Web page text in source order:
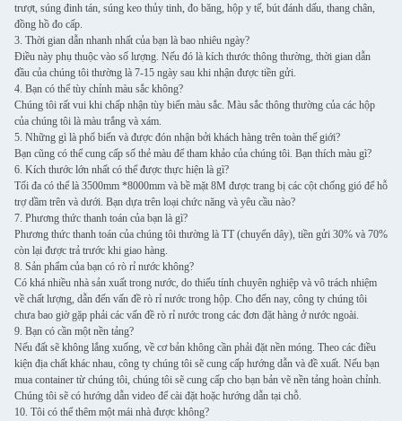
trượt, súng đinh tán, súng keo thủy tinh, đo băng, hộp y tế, bút đánh dấu, thang chân,
đồng hồ đo cấp.
3. Thời gian dẫn nhanh nhất của bạn là bao nhiêu ngày?
Điều này phụ thuộc vào số lượng. Nếu đó là kích thước thông thường, thời gian dẫn
đầu của chúng tôi thường là 7-15 ngày sau khi nhận được tiền gửi.
4. Bạn có thể tùy chỉnh màu sắc không?
Chúng tôi rất vui khi chấp nhận tùy biến màu sắc. Màu sắc thông thường của các hộp
của chúng tôi là màu trắng và xám.
5. Những gì là phổ biến và được đón nhận bởi khách hàng trên toàn thế giới?
Bạn cũng có thể cung cấp số thẻ màu để tham khảo của chúng tôi. Bạn thích màu gì?
6. Kích thước lớn nhất có thể được thực hiện là gì?
Tối đa có thể là 3500mm *8000mm và bề mặt 8M được trang bị các cột chống gió để hỗ
trợ dầm trên và dưới. Bạn dựa trên loại chức năng và yêu cầu nào?
7. Phương thức thanh toán của bạn là gì?
Phương thức thanh toán của chúng tôi thường là TT (chuyển dây), tiền gửi 30% và 70%
còn lại được trả trước khi giao hàng.
8. Sản phẩm của bạn có rò rỉ nước không?
Có khá nhiều nhà sản xuất trong nước, do thiếu tính chuyên nghiệp và vô trách nhiệm
về chất lượng, dẫn đến vấn đề rò rỉ nước trong hộp. Cho đến nay, công ty chúng tôi
chưa bao giờ gặp phải các vấn đề rò rỉ nước trong các đơn đặt hàng ở nước ngoài.
9. Bạn có cần một nền tảng?
Nếu đất sẽ không lắng xuống, về cơ bản không cần phải đặt nền móng. Theo các điều
kiện địa chất khác nhau, công ty chúng tôi sẽ cung cấp hướng dẫn và đề xuất. Nếu bạn
mua container từ chúng tôi, chúng tôi sẽ cung cấp cho bạn bản vẽ nền tảng hoàn chỉnh.
Chúng tôi sẽ có hướng dẫn video để cài đặt hoặc hướng dẫn tại chỗ.
10. Tôi có thể thêm một mái nhà được không?